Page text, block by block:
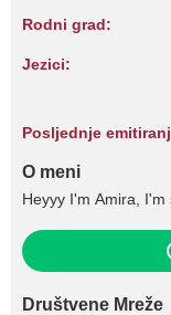
Rodni grad:
Jezici:
Posljednje
O meni
Heyyy I'm Amira,
Društvene Mreže